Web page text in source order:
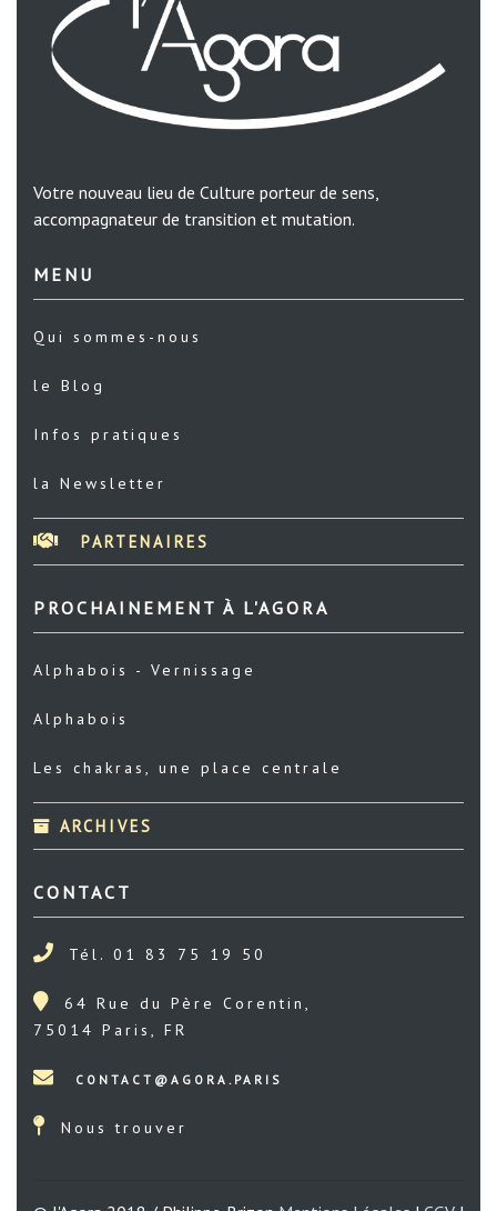
Votre nouveau lieu de Culture porteur de sens,
accompagnateur de transition et mutation.
MENU
Qui sommes-nous
le Blog
Infos pratiques
la Newsletter
PARTENAIRES
PROCHAINEMENT À L'AGORA
Alphabois - Vernissage
Alphabois
Les chakras, une place centrale
ARCHIVES
CONTACT
Tél. 01 83 75 19 50
64 Rue du Père Corentin,
75014 Paris, FR
Nous trouver